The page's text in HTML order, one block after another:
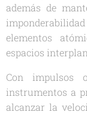
además de
imponderabilidad
elementos
espacios
Con impulsos
instrumentos a
alcanzar la